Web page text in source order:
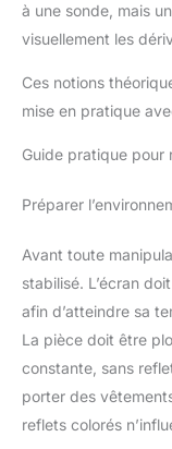
à une sonde, mais
visuellement les
Ces notions
mise en pratique
Guide pratique pour
Préparer
Avant toute
stabilisé. L’écran
afin d’atteindre sa
La pièce doit être
constante, sans
porter des
reflets colorés